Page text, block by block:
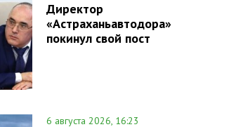
Директор
«Астраханьавтодора»
покинул свой пост
6 августа 2026, 16:23